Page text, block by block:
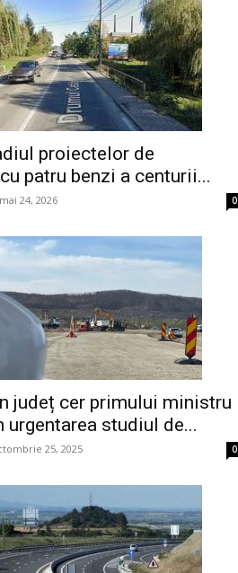
proiectelor de
patru benzi a centurii...
mai 24, 2026 0
județ cer primului ministru
urgentarea studiul de...
25, 2025 0